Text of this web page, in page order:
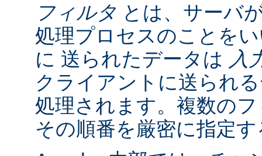
フィルタ とは、サーバ
処理プロセスのことを
に 送られたデータは 入
クライアントに送られ
処理されます。複数の
その順番を厳密に指定